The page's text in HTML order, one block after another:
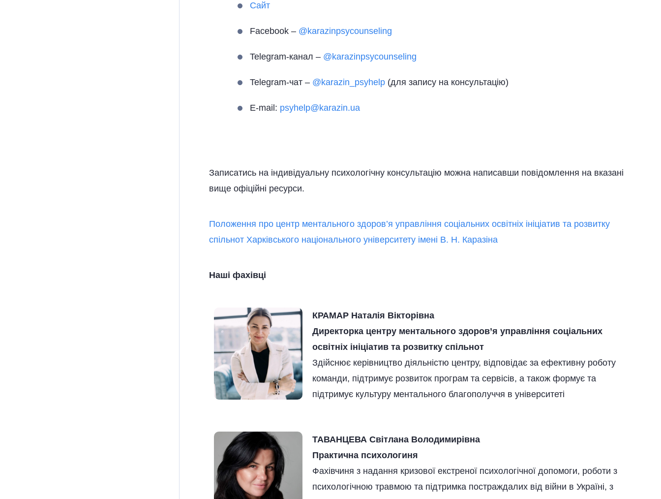
Сайт
Facebook – @karazinpsycounseling
Telegram-канал – @karazinpsycounseling
Telegram-чат – @karazin_psyhelp (для запису на консультацію)
E-mail: psyhelp@karazin.ua
Записатись на індивідуальну психологічну консультацію можна написавши повідомлення на вказані
вище офіційні ресурси.
Положення про центр ментального здоров’я управління соціальних освітніх ініціатив та розвитку
спільнот Харківського національного університету імені В. Н. Каразіна
Наші фахівці
КРАМАР Наталія Вікторівна
Директорка центру ментального здоров’я управління соціальних
освітніх ініціатив та розвитку спільнот
Здійснює керівництво діяльністю центру, відповідає за ефективну роботу
команди, підтримує розвиток програм та сервісів, а також формує та
підтримує культуру ментального благополуччя в університеті
ТАВАНЦЕВА Світлана Володимирівна
Практична психологиня
Фахівчиня з надання кризової екстреної психологічної допомоги, роботи з
психологічною травмою та підтримка постраждалих від війни в Україні, з